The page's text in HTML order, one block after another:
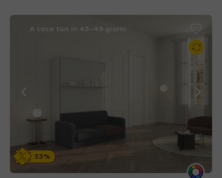
A casa tua in 43~49 giorni
33%